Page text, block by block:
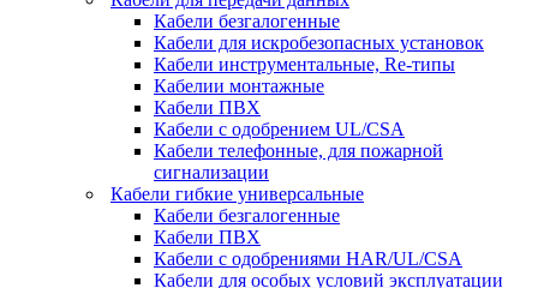
Кабели безгалогенные
Кабели для искробезопасных установок
Кабели инструментальные, Re-типы
Кабелии монтажные
Кабели ПВХ
Кабели с одобрением UL/CSA
Кабели телефонные, для пожарной
сигнализации
Кабели гибкие универсальные
Кабели безгалогенные
Кабели ПВХ
Кабели с одобрениями HAR/UL/CSA
Кабели для особых условий эксплуатации